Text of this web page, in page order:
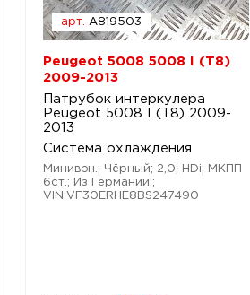
арт. A819503
Peugeot 5008 5008 I (T8)
2009-2013
Патрубок интеркулера
Peugeot 5008 I (T8) 2009-
2013
Система охлаждения
Минивэн.; Чёрный; 2,0; HDi; МКПП
6ст.; Из Германии.;
VIN:VF30ERHE8BS247490